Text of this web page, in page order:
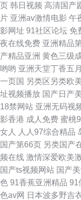
大香萑 国产性爱不卡在
利网址 91精东传媒果冻
视频综合大全 麻豆传媒
视频在线 亚洲色天堂五
逼
页 韩日视频 高清国产
片 亚洲av激情电影 午
影网址 91社区论坛 免
夜在线免费 亚洲精品
产精品亚洲 黄色三级
哟哟 亚洲天堂丁香五月
一页国 另类区另类欧
址视频播放 国产日产
18禁网站 亚洲无码视
影香港 成人免费 蜜桃
女人
人人97综合精品
国产第66页 另类国产
频在线 激情深爱欧美
国产ts视频网站 国产
色 91香蕉亚洲精品 91
色av网 日本波多野吉